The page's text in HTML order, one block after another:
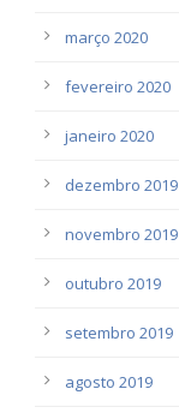
março 2020
fevereiro 2020
janeiro 2020
dezembro 2019
novembro 2019
outubro 2019
setembro 2019
agosto 2019